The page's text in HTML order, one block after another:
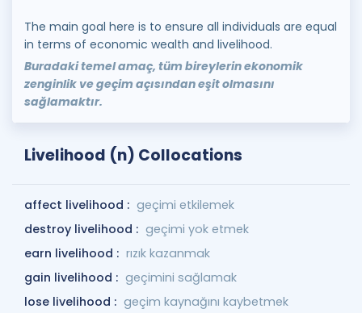
The main goal here is to ensure all individuals are equal
in terms of economic wealth and livelihood.
Buradaki temel amaç, tüm bireylerin ekonomik
zenginlik ve geçim açısından eşit olmasını
sağlamaktır.
Livelihood (n) Collocations
affect livelihood : geçimi etkilemek
destroy livelihood : geçimi yok etmek
earn livelihood : rızık kazanmak
gain livelihood : geçimini sağlamak
lose livelihood : geçim kaynağını kaybetmek